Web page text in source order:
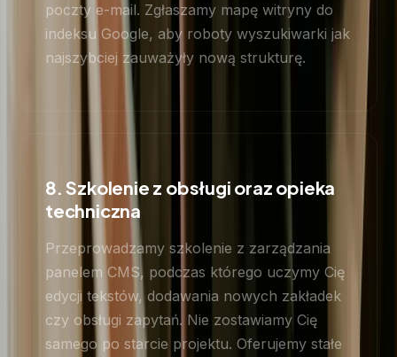
poczty e-mail. Zgłaszamy mapę witryny do
indeksu Google, aby roboty wyszukiwarki jak
najszybciej zauważyły nową strukturę.
8. Szkolenie z obsługi oraz opieka
techniczna
Przeprowadzamy szkolenie z zarządzania
panelem CMS, podczas którego uczymy Cię
edycji tekstów, dodawania nowych zakładek
czy obsługi zapytań. Nie zostawiamy Cię
samego po starcie projektu. Oferujemy stałe